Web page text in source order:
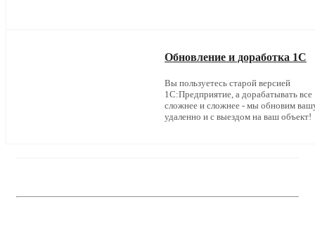
Обновление и доработка 1С
Вы пользуетесь старой версией
1С:Предприятие, а дорабатывать все
сложнее и сложнее - мы обновим
удаленно и с выездом на ваш объект!